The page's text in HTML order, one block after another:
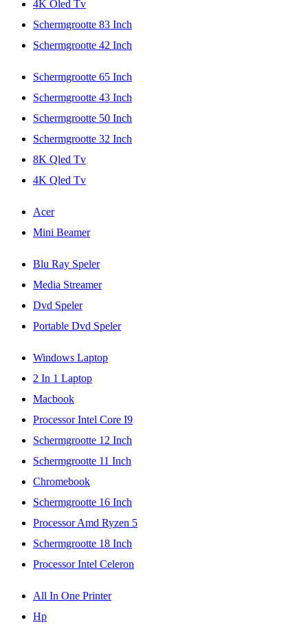
4K Oled Tv
Schermgrootte 83 Inch
Schermgrootte 42 Inch
Schermgrootte 65 Inch
Schermgrootte 43 Inch
Schermgrootte 50 Inch
Schermgrootte 32 Inch
8K Qled Tv
4K Qled Tv
Acer
Mini Beamer
Blu Ray Speler
Media Streamer
Dvd Speler
Portable Dvd Speler
Windows Laptop
2 In 1 Laptop
Macbook
Processor Intel Core I9
Schermgrootte 12 Inch
Schermgrootte 11 Inch
Chromebook
Schermgrootte 16 Inch
Processor Amd Ryzen 5
Schermgrootte 18 Inch
Processor Intel Celeron
All In One Printer
Hp